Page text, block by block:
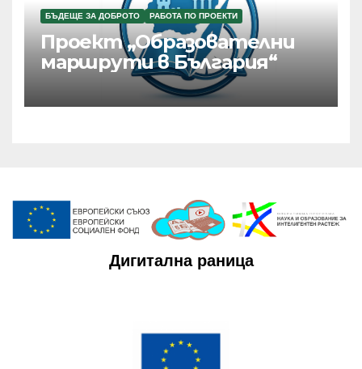
БЪДЕЩЕ ЗА ДОБРОТО РАБОТА ПО ПРОЕКТИ
Проект „Образователни
маршрути в България“
Дигитална раница